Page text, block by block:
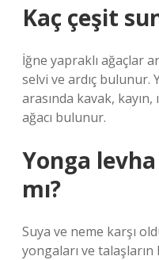
Kaç çeşit
İğne yapraklı ağaçlar
selvi ve ardıç bulunur.
arasında kavak, kayın,
ağacı bulunur.
Yonga
mı?
Suya ve neme karşı
yongaları ve